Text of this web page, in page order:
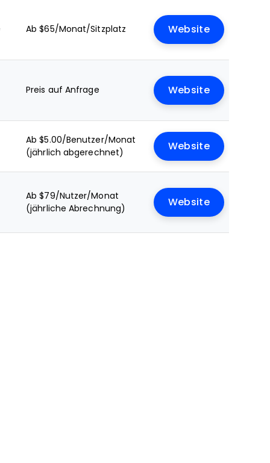
Ab $65/Monat/Sitzplatz Website
Preis auf Anfrage Website
Ab $5.00/Benutzer/Monat
(jährlich abgerechnet)
Website
Ab $79/Nutzer/Monat
(jährliche Abrechnung)
Website